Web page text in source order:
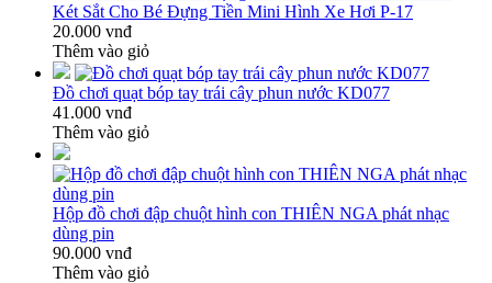
Két Sắt Cho Bé Đựng Tiền Mini Hình Xe Hơi P-17
20.000 vnđ
Thêm vào giỏ
Đồ chơi quạt bóp tay trái cây phun nước KD077
41.000 vnđ
Thêm vào giỏ
Hộp đồ chơi đập chuột hình con THIÊN NGA phát nhạc
dùng pin
90.000 vnđ
Thêm vào giỏ